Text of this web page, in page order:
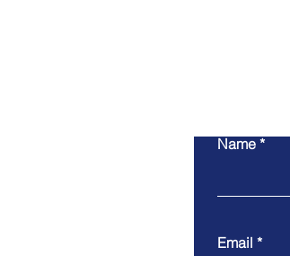
Name
Email